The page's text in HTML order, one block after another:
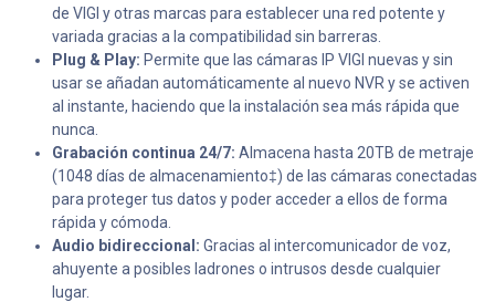
de VIGI y otras marcas para establecer una red potente y
variada gracias a la compatibilidad sin barreras.
Plug & Play: Permite que las cámaras IP VIGI nuevas y sin
usar se añadan automáticamente al nuevo NVR y se activen
al instante, haciendo que la instalación sea más rápida que
nunca.
Grabación continua 24/7: Almacena hasta 20TB de metraje
(1048 días de almacenamiento‡) de las cámaras conectadas
para proteger tus datos y poder acceder a ellos de forma
rápida y cómoda.
Audio bidireccional: Gracias al intercomunicador de voz,
ahuyente a posibles ladrones o intrusos desde cualquier
lugar.